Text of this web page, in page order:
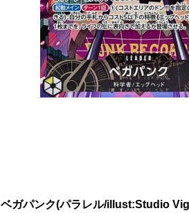
ベガパンク(パラレル/illust:Studio